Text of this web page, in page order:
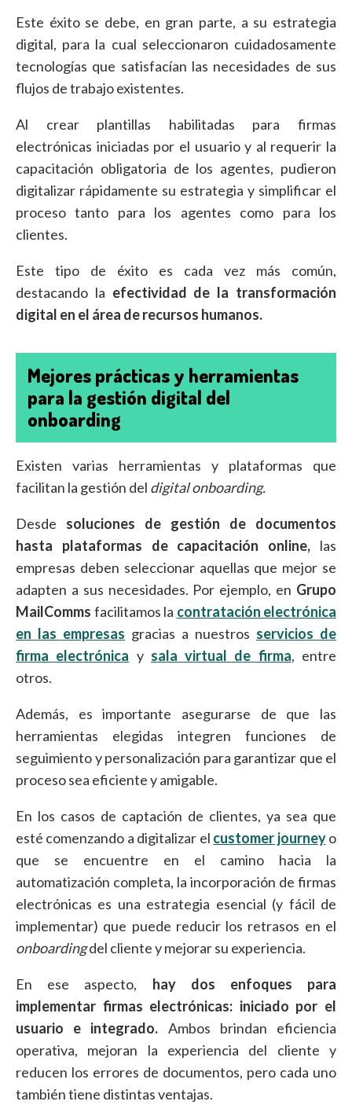
Este éxito se debe, en gran parte, a su estrategia
digital, para la cual seleccionaron cuidadosamente
tecnologías que satisfacían las necesidades de sus
flujos de trabajo existentes.
Al crear plantillas habilitadas para firmas
electrónicas iniciadas por el usuario y al requerir la
capacitación obligatoria de los agentes, pudieron
digitalizar rápidamente su estrategia y simplificar el
proceso tanto para los agentes como para los
clientes.
Este tipo de éxito es cada vez más común,
destacando la efectividad de la transformación
digital en el área de recursos humanos.
Mejores prácticas y herramientas
para la gestión digital del
onboarding
Existen varias herramientas y plataformas que
facilitan la gestión del digital onboarding.
Desde soluciones de gestión de documentos
hasta plataformas de capacitación online, las
empresas deben seleccionar aquellas que mejor se
adapten a sus necesidades. Por ejemplo, en Grupo
MailComms facilitamos la contratación electrónica
en las empresas gracias a nuestros servicios de
firma electrónica y sala virtual de firma, entre
otros.
Además, es importante asegurarse de que las
herramientas elegidas integren funciones de
seguimiento y personalización para garantizar que el
proceso sea eficiente y amigable.
En los casos de captación de clientes, ya sea que
esté comenzando a digitalizar el customer journeyo
que se encuentre en el camino hacia la
automatización completa, la incorporación de firmas
electrónicas es una estrategia esencial (y fácil de
implementar) que puede reducir los retrasos en el
onboardingdel cliente y mejorar su experiencia.
En ese aspecto, hay dos enfoques para
implementar firmas electrónicas: iniciado por el
usuario e integrado. Ambos brindan eficiencia
operativa, mejoran la experiencia del cliente y
reducen los errores de documentos, pero cada uno
también tiene distintas ventajas.